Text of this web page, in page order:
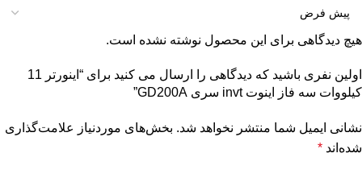
هیچ دیدگاهی برای این محصول نوشته نشده است.
اولین نفری باشید که دیدگاهی را ارسال می کنید برای “اينورتر 11
کیلووات سه فاز اینوت invt سری GD200A”
نشانی ایمیل شما منتشر نخواهد شد. بخش‌های موردنیاز علامت‌گذاری
شده‌اند *